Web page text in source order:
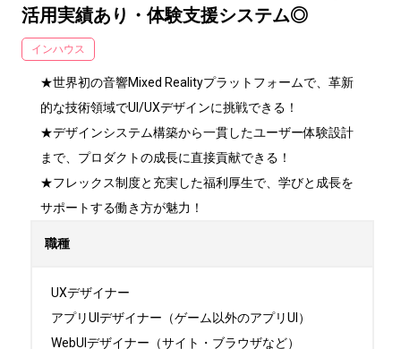
活用実績あり・体験支援システム◎
インハウス
★世界初の音響Mixed Realityプラットフォームで、革新
的な技術領域でUI/UXデザインに挑戦できる！
★デザインシステム構築から一貫したユーザー体験設計
まで、プロダクトの成長に直接貢献できる！
★フレックス制度と充実した福利厚生で、学びと成長を
サポートする働き方が魅力！
職種
UXデザイナー
アプリUIデザイナー（ゲーム以外のアプリUI）
WebUIデザイナー（サイト・ブラウザなど）